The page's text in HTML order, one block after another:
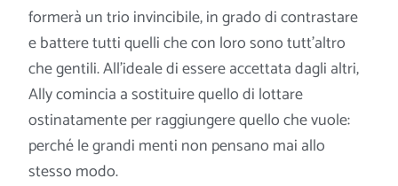
formerà un trio invincibile, in grado di contrastare
e battere tutti quelli che con loro sono tutt’altro
che gentili. All’ideale di essere accettata dagli altri,
Ally comincia a sostituire quello di lottare
ostinatamente per raggiungere quello che vuole:
perché le grandi menti non pensano mai allo
stesso modo.